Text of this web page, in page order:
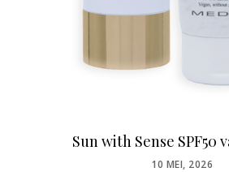
Sun with Sense SPF50
POSTED
10 MEI, 2026